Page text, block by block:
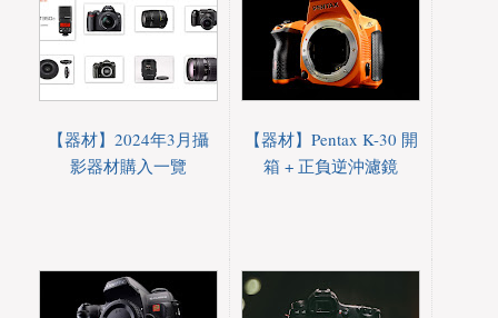
【器材】2024年3月攝
影器材購入一覽
【器材】Pentax K-30 開
箱 + 正負逆沖濾鏡